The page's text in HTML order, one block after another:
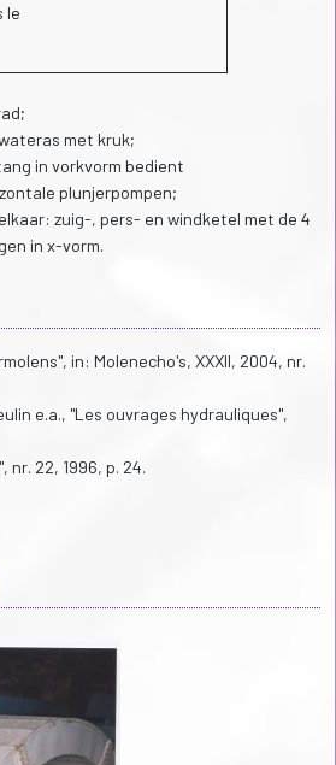
le
met kruk;
in vorkvorm bedient
plunjerpompen;
zuig-, pers- en windketel met de 4
in x-vorm.
in: Molenecho's, XXXII, 2004, nr.
e.a., "Les ouvrages hydrauliques",
nr. 22, 1996, p. 24.